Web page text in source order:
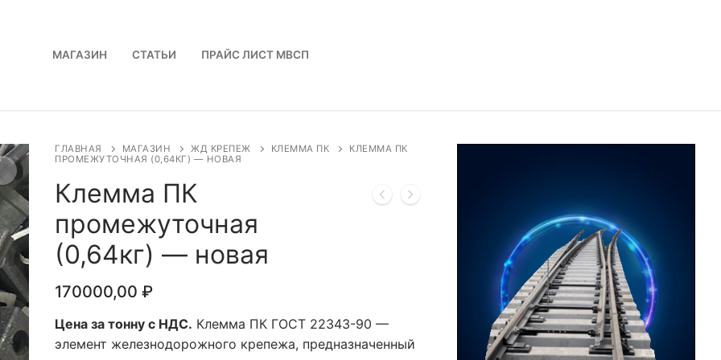
МАГАЗИН СТАТЬИ ПРАЙС ЛИСТ МВСП
ГЛАВНАЯ МАГАЗИН ЖД КРЕПЕЖ КЛЕММА ПК
КЛЕММА ПК
ПРОМЕЖУТОЧНАЯ (0,64КГ) — НОВАЯ
Клемма ПК
промежуточная
(0,64кг) — новая
170000,00 ₽
Цена за тонну с НДС. Клемма ПК ГОСТ 22343-90 —
элемент железнодорожного крепежа, предназначенный